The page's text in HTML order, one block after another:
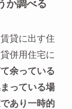
か調べる
貸に出す住
併用住宅に
余っている
っている場
あり一時的